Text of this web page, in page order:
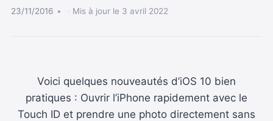
23/11/2016 Mis à jour le 3 avril 2022
Voici quelques nouveautés d’iOS 10 bien
pratiques : Ouvrir l’iPhone rapidement avec le
Touch ID et prendre une photo directement sans